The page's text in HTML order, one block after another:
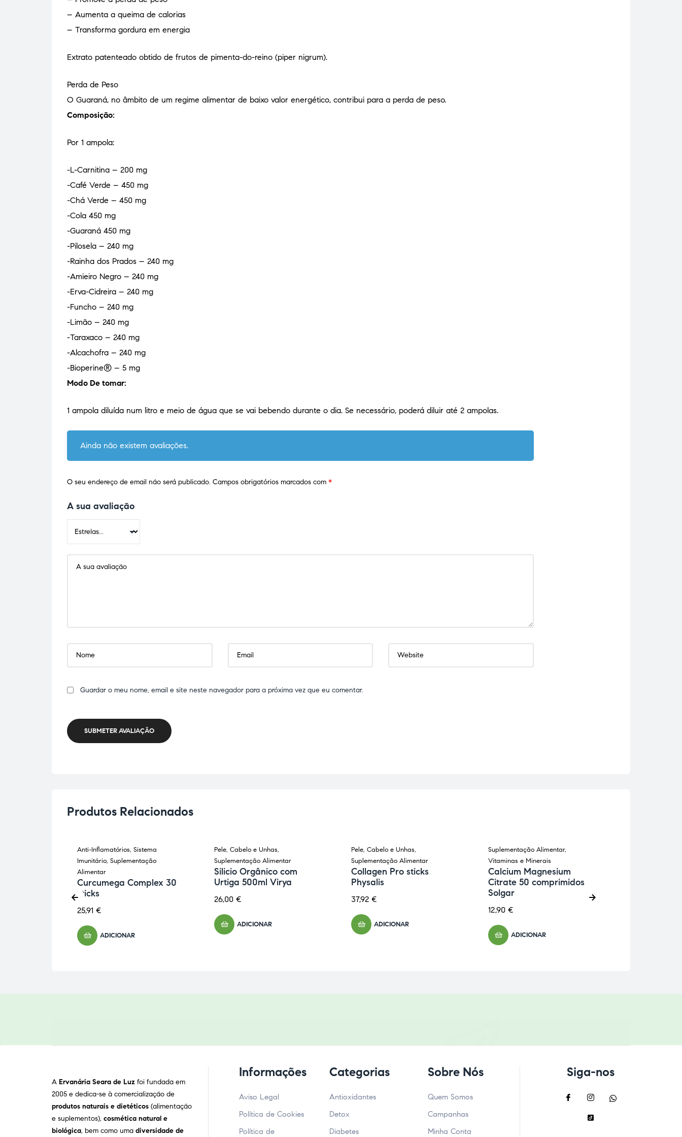
– Aumenta a queima de calorias
– Transforma gordura em energia
Extrato patenteado obtido de frutos de pimenta-do-reino (piper nigrum).
Perda de Peso
O Guaraná, no âmbito de um regime alimentar de baixo valor energético, contribui para a perda de peso.
Composição:
Por 1 ampola:
-L-Carnitina – 200 mg
-Café Verde – 450 mg
-Chá Verde – 450 mg
-Cola 450 mg
-Guaraná 450 mg
-Pilosela – 240 mg
-Rainha dos Prados – 240 mg
-Amieiro Negro – 240 mg
-Erva-Cidreira – 240 mg
-Funcho – 240 mg
-Limão – 240 mg
-Taraxaco – 240 mg
-Alcachofra – 240 mg
-Bioperine® – 5 mg
Modo De tomar:
1 ampola diluída num litro e meio de água que se vai bebendo durante o dia. Se necessário, poderá diluir até 2 ampolas.
Ainda não existem avaliações.
O seu endereço de email não será publicado. Campos obrigatórios marcados com *
A sua avaliação
Guardar o meu nome, email e site neste navegador para a próxima vez que eu comentar.
SUBMETER AVALIAÇÃO
Produtos Relacionados
Anti-Inflamatórios, Sistema
Imunitário, Suplementação
Alimentar
Curcumega Complex 30
sticks
25,91 €
ADICIONAR
ON BACKORDER
Pele, Cabelo e Unhas,
Suplementação Alimentar
Silicio Orgânico com
Urtiga 500ml Virya
26,00 €
ADICIONAR
Pele, Cabelo e Unhas,
Suplementação Alimentar
Collagen Pro sticks
Physalis
37,92 €
ADICIONAR
Suplementação Alimentar,
Vitaminas e Minerais
Calcium Magnesium
Citrate 50 comprimidos
Solgar
12,90 €
ADICIONAR
A Ervanária Seara de Luz foi fundada em
2005 e dedica-se à comercialização de
produtos naturais e dietéticos (alimentação
e suplementos), cosmética natural e
biológica, bem como uma diversidade de
Informações
Aviso Legal
Política de Cookies
Política de
Categorias
Antioxidantes
Detox
Diabetes
Sobre Nós
Quem Somos
Campanhas
Minha Conta
Siga-nos